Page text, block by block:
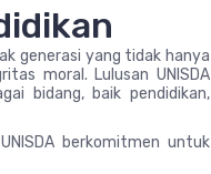
generasi yang tidak hanya
moral. Lulusan UNISDA
bidang, baik pendidikan,
berkomitmen untuk